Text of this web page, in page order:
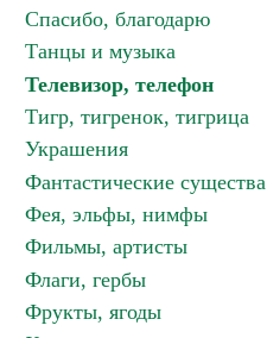
Спасибо, благодарю
Танцы и музыка
Телевизор, телефон
Тигр, тигренок, тигрица
Украшения
Фантастические существа
Фея, эльфы, нимфы
Фильмы, артисты
Флаги, гербы
Фрукты, ягоды